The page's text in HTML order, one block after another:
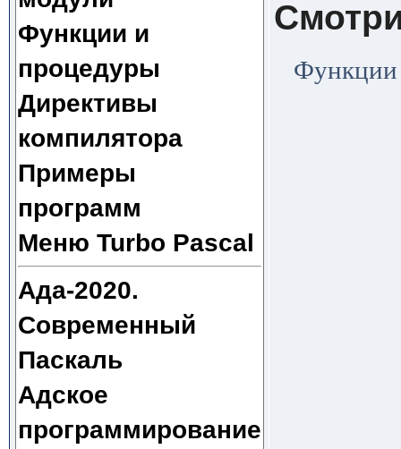
Функции и
процедуры
Директивы
компилятора
Примеры
программ
Меню Turbo Pascal
Ада-2020.
Современный
Паскаль
Адское
программирование
Функции